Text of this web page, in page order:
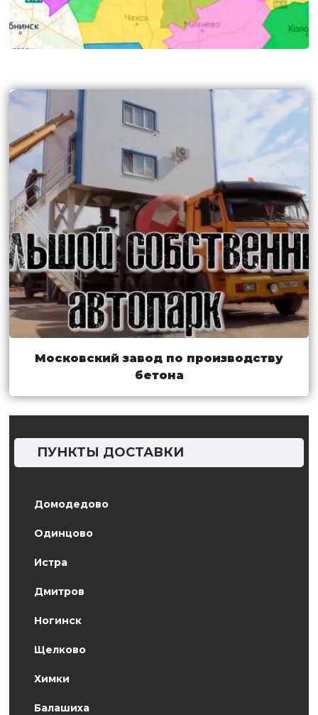
ПУНКТЫ ДОСТАВКИ
Домодедово
Одинцово
Истра
Дмитров
Ногинск
Щелково
Химки
Балашиха
Московский завод по производству
бетона